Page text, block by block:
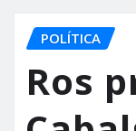
POLÍTICA
Ros